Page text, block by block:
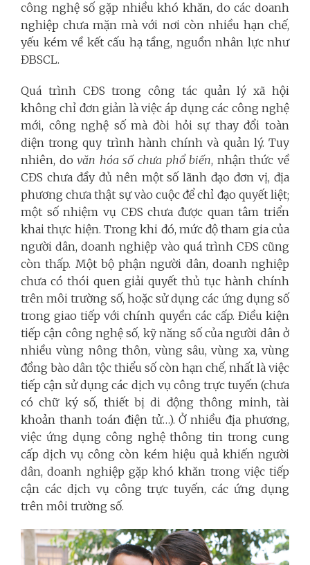
công nghệ số gặp nhiều khó khăn, do các doanh
nghiệp chưa mặn mà với nơi còn nhiều hạn chế,
yếu kém về kết cấu hạ tầng, nguồn nhân lực như
ĐBSCL.
Quá trình CĐS trong công tác quản lý xã hội
không chỉ đơn giản là việc áp dụng các công nghệ
mới, công nghệ số mà đòi hỏi sự thay đổi toàn
diện trong quy trình hành chính và quản lý. Tuy
nhiên, dovăn hóa số chưa phổ biến, nhận thức về
CĐS chưa đầy đủ nên một số lãnh đạo đơn vị, địa
phương chưa thật sự vào cuộc để chỉ đạo quyết liệt;
một số nhiệm vụ CĐS chưa được quan tâm triển
khai thực hiện. Trong khi đó, mức độ tham gia của
người dân, doanh nghiệp vào quá trình CĐS cũng
còn thấp. Một bộ phận người dân, doanh nghiệp
chưa có thói quen giải quyết thủ tục hành chính
trên môi trường số, hoặc sử dụng các ứng dụng số
trong giao tiếp với chính quyền các cấp. Điều kiện
tiếp cận công nghệ số, kỹ năng số của người dân ở
nhiều vùng nông thôn, vùng sâu, vùng xa, vùng
đồng bào dân tộc thiểu số còn hạn chế, nhất là việc
tiếp cận sử dụng các dịch vụ công trực tuyến (chưa
có chữ ký số, thiết bị di động thông minh, tài
khoản thanh toán điện tử…). Ở nhiều địa phương,
việc ứng dụng công nghệ thông tin trong cung
cấp dịch vụ công còn kém hiệu quả khiến người
dân, doanh nghiệp gặp khó khăn trong việc tiếp
cận các dịch vụ công trực tuyến, các ứng dụng
trên môi trường số.